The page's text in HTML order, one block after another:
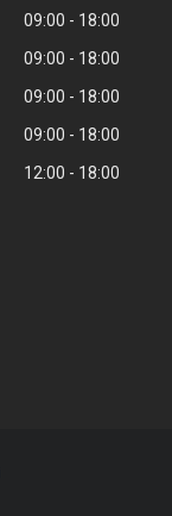
09:00
18:00
09:00
18:00
09:00
18:00
09:00
18:00
12:00 18:00